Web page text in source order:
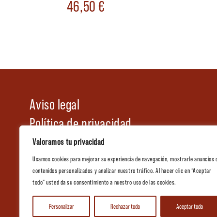
Valoramos tu privacidad
Usamos cookies para mejorar su experiencia de navegación, mostrarle anuncios
contenidos personalizados y analizar nuestro tráfico. Al hacer clic en “Aceptar
todo” usted da su consentimiento a nuestro uso de las cookies.
Personalizar Rechazar todo Aceptar todo
46,50€
Aviso legal
Política de privacidad
Política de cookies
Condiciones generales de venta
Tienda
Catálogo de Hostelería